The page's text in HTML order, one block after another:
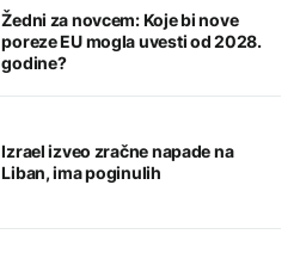
Žedni za novcem: Koje bi nove
poreze EU mogla uvesti od 2028.
godine?
Izrael izveo zračne napade na
Liban, ima poginulih